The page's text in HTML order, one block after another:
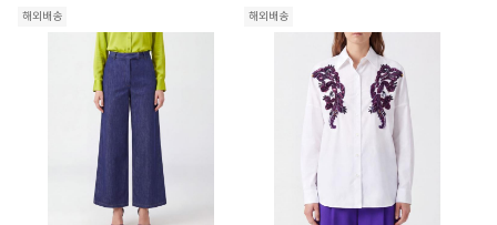
해외배송 해외배송